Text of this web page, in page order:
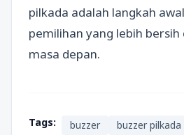
pilkada adalah langkah
pemilihan yang lebih
masa depan.
Tags: buzzer
buzzer pilkada